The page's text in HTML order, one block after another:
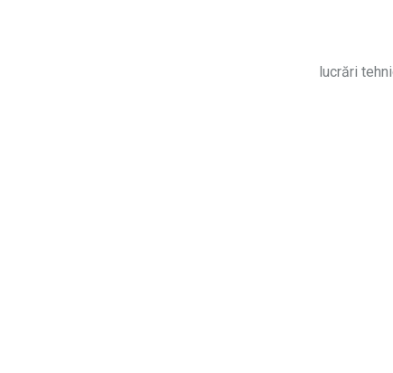
lucrări